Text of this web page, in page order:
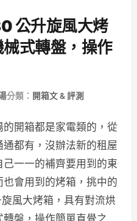
公升旋風大烤
式轉盤，操作
分類： 開箱文 & 評測
開箱都是家電類的，從
都有，沒辦法新的租屋
一一的補齊要用到的東
會用到的烤箱，挑中的
風大烤箱，具有對流烘
盤，操作簡單直覺之